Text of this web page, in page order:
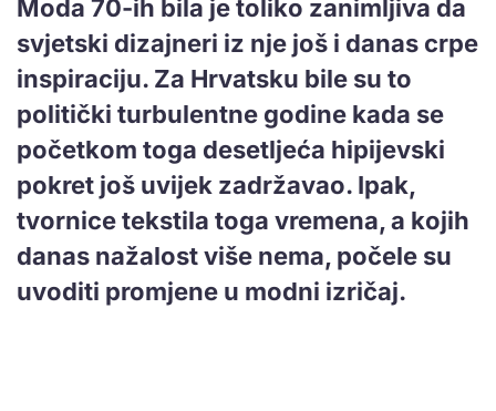
Moda 70-ih bila je toliko zanimljiva da
svjetski dizajneri iz nje još i danas crpe
inspiraciju. Za Hrvatsku bile su to
politički turbulentne godine kada se
početkom toga desetljeća hipijevski
pokret još uvijek zadržavao. Ipak,
tvornice tekstila toga vremena, a kojih
danas nažalost više nema, počele su
uvoditi promjene u modni izričaj.